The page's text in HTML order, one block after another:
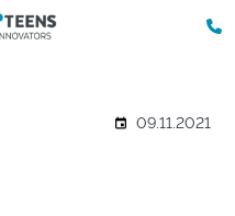
09.11.2021